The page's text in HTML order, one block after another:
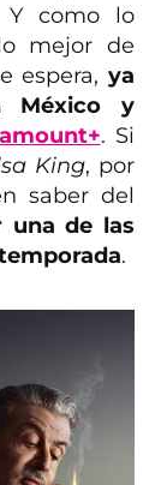
Y como lo
mejor de
espera, ya
México y
. Si
King, por
saber del
una de las
.